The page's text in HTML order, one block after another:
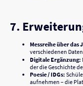
7.
Messreihe über das
verschiedenen
Digitale Ergänzung:
der die Geschichte
Poesie / IDGs:
aufnehmen – die